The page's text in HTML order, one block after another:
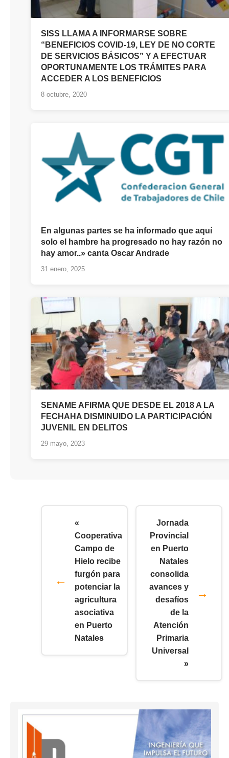
SISS LLAMA A INFORMARSE SOBRE
“BENEFICIOS COVID-19, LEY DE NO CORTE
DE SERVICIOS BÁSICOS” Y A EFECTUAR
OPORTUNAMENTE LOS TRÁMITES PARA
ACCEDER A LOS BENEFICIOS
8 octubre, 2020
En algunas partes se ha informado que aquí
solo el hambre ha progresado no hay razón no
hay amor..» canta Oscar Andrade
31 enero, 2025
SENAME AFIRMA QUE DESDE EL 2018 A LA
FECHAHA DISMINUIDO LA PARTICIPACIÓN
JUVENIL EN DELITOS
29 mayo, 2023
«
Cooperativa
Campo de
Hielo recibe
furgón para
potenciar la
agricultura
asociativa
en Puerto
Natales
Jornada
Provincial
en Puerto
Natales
consolida
avances y
desafíos
de la
Atención
Primaria
Universal
»